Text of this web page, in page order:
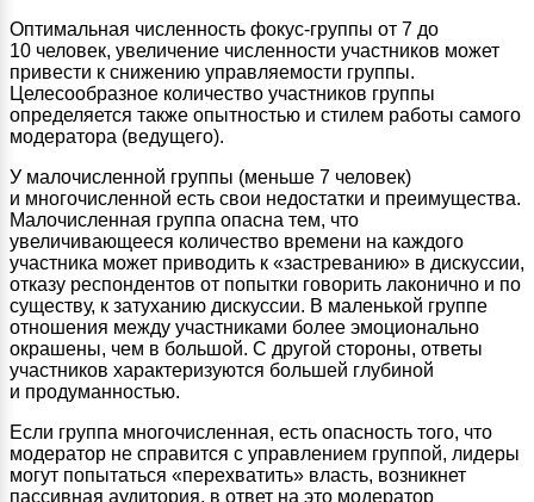
Оптимальная численность фокус-группы от 7 до
10 человек, увеличение численности участников может
привести к снижению управляемости группы.
Целесообразное количество участников группы
определяется также опытностью и стилем работы самого
модератора (ведущего).
У малочисленной группы (меньше 7 человек)
и многочисленной есть свои недостатки и преимущества.
Малочисленная группа опасна тем, что
увеличивающееся количество времени на каждого
участника может приводить к «застреванию» в дискуссии,
отказу респондентов от попытки говорить лаконично и по
существу, к затуханию дискуссии. В маленькой группе
отношения между участниками более эмоционально
окрашены, чем в большой. С другой стороны, ответы
участников характеризуются большей глубиной
и продуманностью.
Если группа многочисленная, есть опасность того, что
модератор не справится с управлением группой, лидеры
могут попытаться «перехватить» власть, возникнет
пассивная аудитория, в ответ на это модератор